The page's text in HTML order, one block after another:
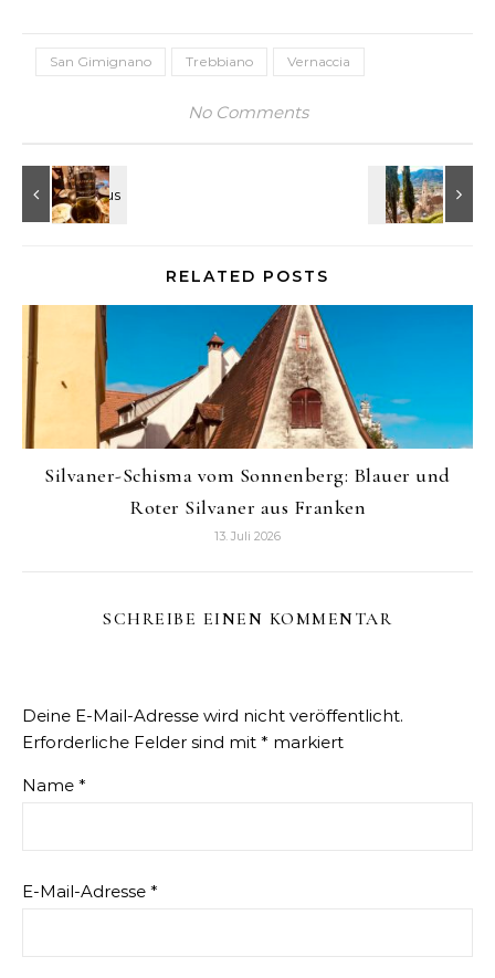
San Gimignano Trebbiano Vernaccia
No Comments
RELATED POSTS
Silvaner-Schisma vom Sonnenberg: Blauer und
Roter Silvaner aus Franken
13. Juli 2026
SCHREIBE EINEN KOMMENTAR
Deine E-Mail-Adresse wird nicht veröffentlicht.
Erforderliche Felder sind mit * markiert
Name *
E-Mail-Adresse *